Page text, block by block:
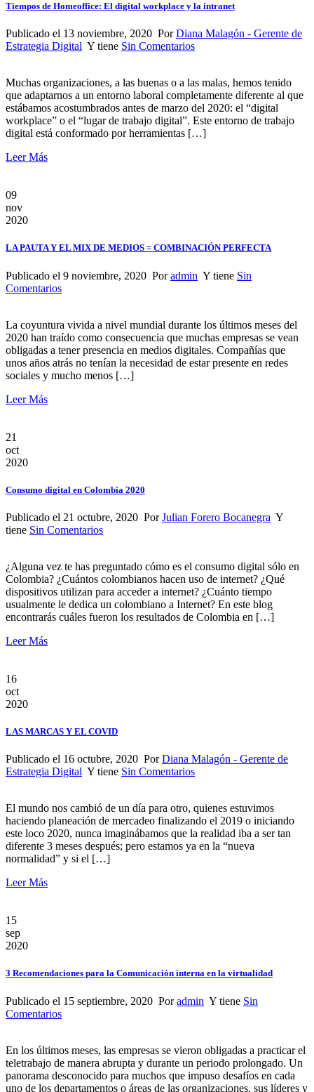
Tiempos de Homeoffice: El digital workplace y la intranet
Publicado el 13 noviembre, 2020 PorDiana Malagón - Gerente de
Estrategia Digital Y tiene Sin Comentarios
Muchas organizaciones, a las buenas o a las malas, hemos tenido
que adaptarnos a un entorno laboral completamente diferente al que
estábamos acostumbrados antes de marzo del 2020: el “digital
workplace” o el “lugar de trabajo digital”. Este entorno de trabajo
digital está conformado por herramientas […]
Leer Más
09
nov
2020
LA PAUTA Y EL MIX DE MEDIOS = COMBINACIÓN PERFECTA
Publicado el 9 noviembre, 2020 Poradmin Y tiene Sin
Comentarios
La coyuntura vivida a nivel mundial durante los últimos meses del
2020 han traído como consecuencia que muchas empresas se vean
obligadas a tener presencia en medios digitales. Compañías que
unos años atrás no tenían la necesidad de estar presente en redes
sociales y mucho menos […]
Leer Más
21
oct
2020
Consumo digital en Colombia 2020
Publicado el 21 octubre, 2020 PorJulian Forero Bocanegra Y
tiene Sin Comentarios
¿Alguna vez te has preguntado cómo es el consumo digital sólo en
Colombia? ¿Cuántos colombianos hacen uso de internet? ¿Qué
dispositivos utilizan para acceder a internet? ¿Cuánto tiempo
usualmente le dedica un colombiano a Internet? En este blog
encontrarás cuáles fueron los resultados de Colombia en […]
Leer Más
16
oct
2020
LAS MARCAS Y EL COVID
Publicado el 16 octubre, 2020 PorDiana Malagón - Gerente de
Estrategia Digital Y tiene Sin Comentarios
El mundo nos cambió de un día para otro, quienes estuvimos
haciendo planeación de mercadeo finalizando el 2019 o iniciando
este loco 2020, nunca imaginábamos que la realidad iba a ser tan
diferente 3 meses después; pero estamos ya en la “nueva
normalidad” y si el […]
Leer Más
15
sep
2020
3 Recomendaciones para la Comunicación interna en la virtualidad
Publicado el 15 septiembre, 2020 Poradmin Y tiene Sin
Comentarios
En los últimos meses, las empresas se vieron obligadas a practicar el
teletrabajo de manera abrupta y durante un periodo prolongado. Un
panorama desconocido para muchos que impuso desafíos en cada
uno de los departamentos o áreas de las organizaciones, sus líderes y